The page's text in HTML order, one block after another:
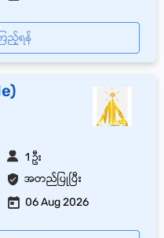
ည့်ရန်
အတည်ပြုပြီး
1 ဦး
06 Aug 2026